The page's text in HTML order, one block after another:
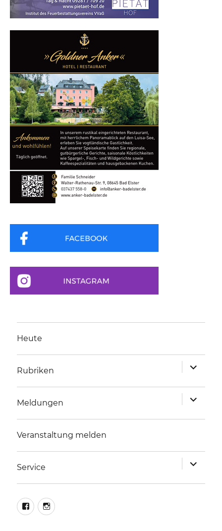
Heute
Rubriken
anzeigen
Meldungen
anzeigen
Veranstaltung melden
Service
anzeigen
facebookinstagram